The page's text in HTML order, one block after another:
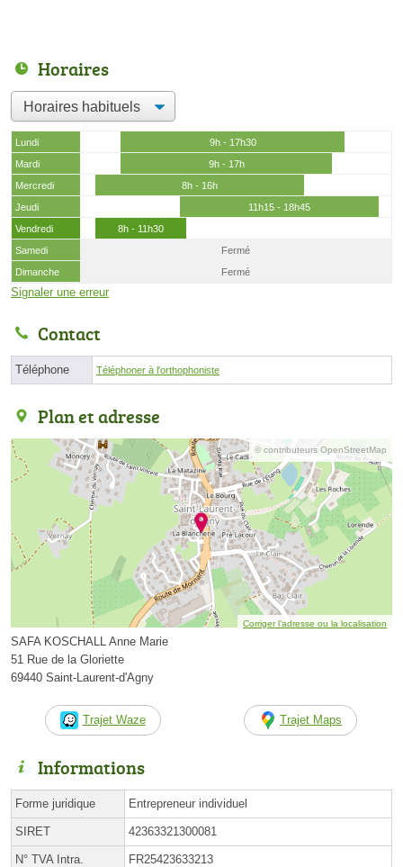
Horaires
Lundi
9h - 17h30
Mardi
9h - 17h
Mercredi
8h - 16h
Jeudi
11h15 - 18h45
Vendredi
8h - 11h30
Samedi
Fermé
Dimanche
Fermé
Signaler une erreur
Contact
Téléphone Téléphoner à l'orthophoniste
Plan et adresse
© contributeurs OpenStreetMap
Corriger l’adresse ou la localisation
SAFA KOSCHALL Anne Marie
51 Rue de la Gloriette
69440 Saint-Laurent-d'Agny
Trajet Waze Trajet Maps
Informations
Forme juridique Entrepreneur individuel
SIRET 42363321300081
N° TVA Intra. FR25423633213